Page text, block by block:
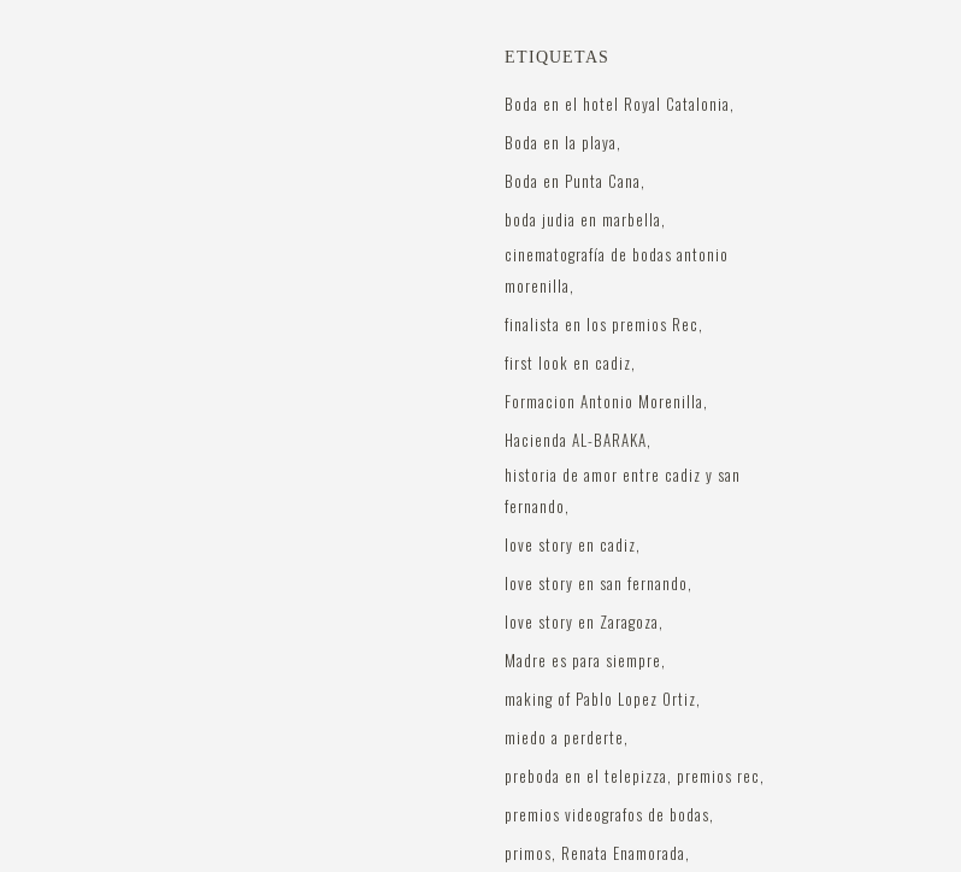
ETIQUETAS
Boda en el hotel Royal Catalonia
Boda en la playa
Boda en Punta Cana
boda judia en marbella
cinematografía de bodas antonio
morenilla
finalista en los premios Rec
first look en cadiz
Formacion Antonio Morenilla
Hacienda AL-BARAKA
historia de amor entre cadiz y san
fernando
love story en cadiz
love story en san fernando
love story en Zaragoza
Madre es para siempre
making of Pablo Lopez Ortiz
miedo a perderte
preboda en el telepizza premios rec
premios videografos de bodas
primos Renata Enamorada